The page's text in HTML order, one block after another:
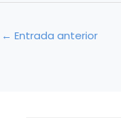
← Entrada anterior